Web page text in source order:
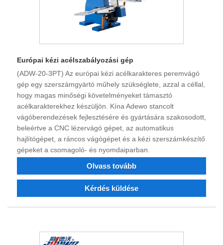
Európai kézi acélszabályozási gép
(ADW-20-3PT) Az európai kézi acélkarakteres peremvágó
gép egy szerszámgyártó műhely szükséglete, azzal a céllal,
hogy magas minőségi követelményeket támasztó
acélkarakterekhez készüljön. Kína Adewo stancolt
vágóberendezések fejlesztésére és gyártására szakosodott,
beleértve a CNC lézervágó gépet, az automatikus
hajlítógépet, a ráncos vágógépet és a kézi szerszámkészítő
gépeket a csomagoló- és nyomdaiparban.
Olvass tovább
Kérdés küldése